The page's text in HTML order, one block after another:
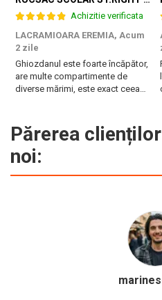
Achizitie verificata
LACRAMIOARA EREMIA, Acum
2 zile
Ghiozdanul este foarte încăpător,
are multe compartimente de
diverse mărimi, este exact ceea
Părerea
noi: